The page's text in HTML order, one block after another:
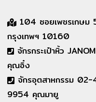
104 ซอยเพชรเกษม
กรุงเทพฯ 10160
จักรกระเป๋าหิ้ว
คุณอิ๋ง
จักรอุตสาหกรรม
9954 คุณมายู